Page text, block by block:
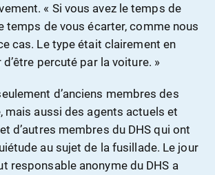
« Si vous avez le temps de
temps de vous écarter, comme nous
cas. Le type était clairement en
percuté par la voiture. »
d’anciens membres des
mais aussi des agents actuels et
d’autres membres du DHS qui ont
au sujet de la fusillade. Le jour
responsable anonyme du DHS a